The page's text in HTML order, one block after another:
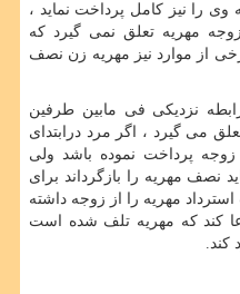
وی را نیز کامل پرداخت نماید ،
زوجه مهریه تعلق نمی گیرد که
از موارد نیز مهریه زن نصف
نزدیکی فی مابین طرفین
می گیرد ، اگر مرد درابتدای
پرداخت نموده باشد ولی
نصف مهریه را بازگرداند برای
مهریه را از زوجه داشته
کند که مهریه تلف شده است
کند.